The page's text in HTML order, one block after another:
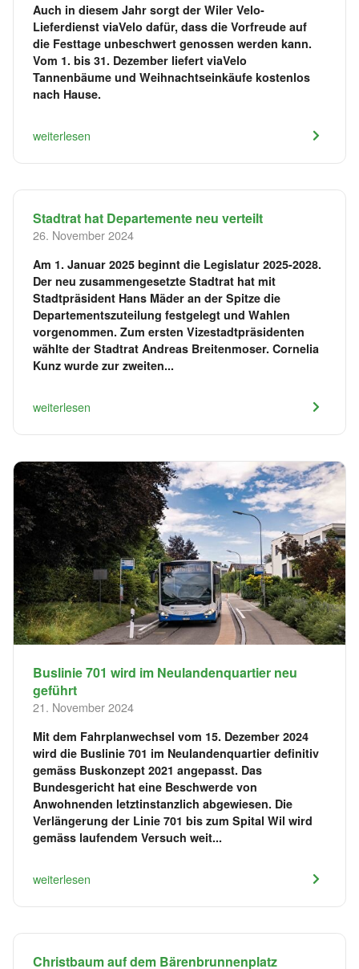
Auch in diesem Jahr sorgt der Wiler Velo-
Lieferdienst viaVelo dafür, dass die Vorfreude auf
die Festtage unbeschwert genossen werden kann.
Vom 1. bis 31. Dezember liefert viaVelo
Tannenbäume und Weihnachtseinkäufe kostenlos
nach Hause.
weiterlesen
Stadtrat hat Departemente neu verteilt
26. November 2024
Am 1. Januar 2025 beginnt die Legislatur 2025-2028.
Der neu zusammengesetzte Stadtrat hat mit
Stadtpräsident Hans Mäder an der Spitze die
Departementszuteilung festgelegt und Wahlen
vorgenommen. Zum ersten Vizestadtpräsidenten
wählte der Stadtrat Andreas Breitenmoser. Cornelia
Kunz wurde zur zweiten...
weiterlesen
Buslinie 701 wird im Neulandenquartier neu
geführt
21. November 2024
Mit dem Fahrplanwechsel vom 15. Dezember 2024
wird die Buslinie 701 im Neulandenquartier definitiv
gemäss Buskonzept 2021 angepasst. Das
Bundesgericht hat eine Beschwerde von
Anwohnenden letztinstanzlich abgewiesen. Die
Verlängerung der Linie 701 bis zum Spital Wil wird
gemäss laufendem Versuch weit...
weiterlesen
Christbaum auf dem Bärenbrunnenplatz